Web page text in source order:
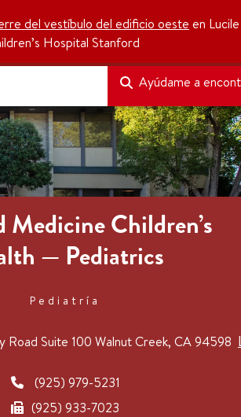
del vestíbulo del edificio oeste en Lucile
Hospital Stanford
Ayúdame a
Medicine Children’s
— Pediatrics
Pediatría
Road Suite 100 Walnut Creek, CA 94598
(925) 979-5231
(925) 933-7023